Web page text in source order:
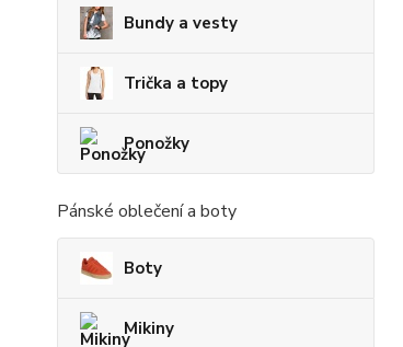
Bundy a vesty
Trička a topy
Ponožky
Pánské oblečení a boty
Boty
Mikiny